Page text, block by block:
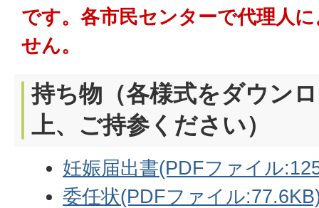
です。各市民センターで代理人
せん。
持ち物（各様式をダウン
上、ご持参ください）
妊娠届出書(PDFファイル
委任状(PDFファイル